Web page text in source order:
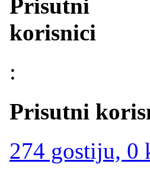
:
Prisutni
274 gostiju, 0